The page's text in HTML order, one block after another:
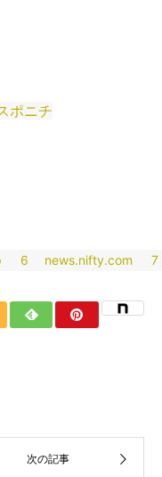
ポニチ
6 news.nifty.com 7